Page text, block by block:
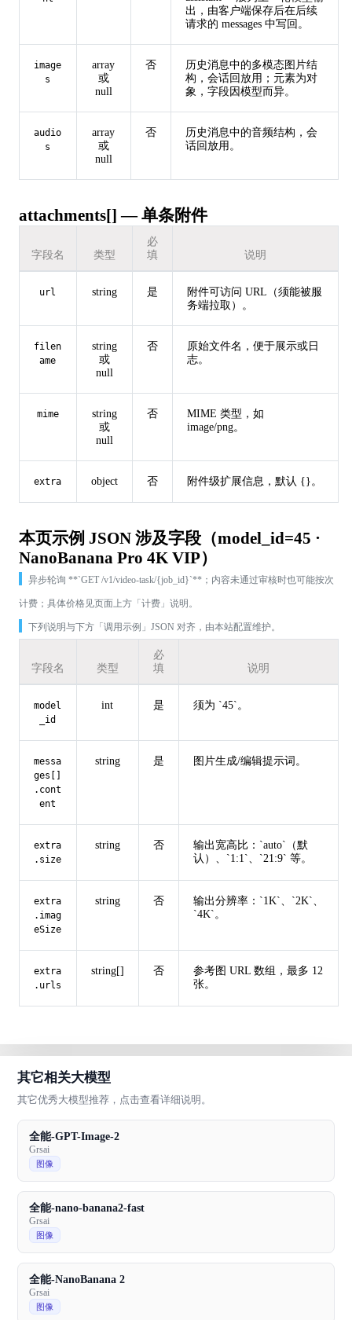
出，由客户端保存后在后续
请求的 messages 中写回。
image
s
array
或
null
否
历史消息中的多模态图片结
构，会话回放用；元素为对
象，字段因模型而异。
audio
s
array
或
null
否
历史消息中的音频结构，会
话回放用。
attachments[] — 单条附件
字段名 类型
必
填
说明
url string 是
附件可访问 URL（须能被服
务端拉取）。
filen
ame
string
或
null
否
原始文件名，便于展示或日
志。
mime
string
或
null
否
MIME 类型，如
image/png。
extra object 否 附件级扩展信息，默认 {}。
本页示例 JSON 涉及字段（model_id=45 ·
NanoBanana Pro 4K VIP）
异步轮询 **`GET /v1/video-task/{job_id}`**；内容未通过审核时也可能按次
计费；具体价格见页面上方「计费」说明。
下列说明与下方「调用示例」JSON 对齐，由本站配置维护。
字段名 类型
必
填
说明
model
_id
int 是 须为 `45`。
messa
ges[]
.cont
ent
string 是 图片生成/编辑提示词。
extra
.size
string 否
输出宽高比：`auto`（默
认）、`1:1`、`21:9` 等。
extra
.imag
eSize
string 否
输出分辨率：`1K`、`2K`、
`4K`。
extra
.urls
string[] 否
参考图 URL 数组，最多 12
张。
其它相关大模型
其它优秀大模型推荐，点击查看详细说明。
全能-GPT-Image-2
Grsai
图像
全能-nano-banana2-fast
Grsai
图像
全能-NanoBanana 2
Grsai
图像